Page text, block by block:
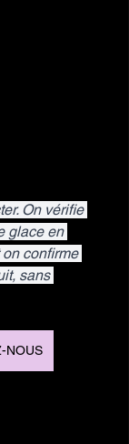
On vérifie
glace en
confirme
sans
NOUS